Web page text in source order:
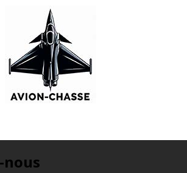
nous